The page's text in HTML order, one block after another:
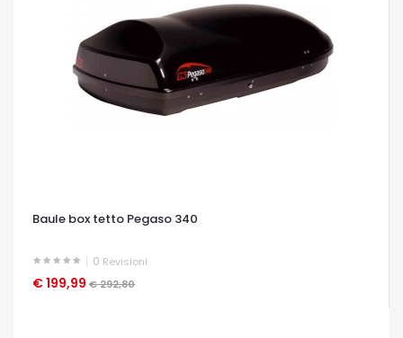
Baule box tetto Pegaso 340
0 Revisioni
€ 199,99 € 292,80
OCCHIATA VELOCE